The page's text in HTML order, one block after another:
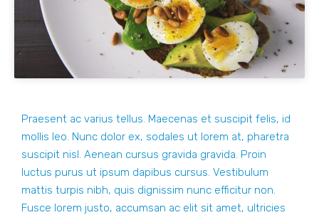
Praesent ac varius tellus. Maecenas et suscipit felis, id
mollis leo. Nunc dolor ex, sodales ut lorem at, pharetra
suscipit nisl. Aenean cursus gravida gravida. Proin
luctus purus ut ipsum dapibus cursus. Vestibulum
mattis turpis nibh, quis dignissim nunc efficitur non.
Fusce lorem justo, accumsan ac elit sit amet, ultricies